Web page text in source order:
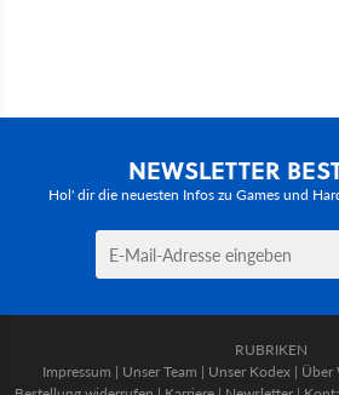
NEWSLETTER
Hol' dir die neuesten Infos zu Games und
RUBRIKEN
Impressum | Unser Team | Unser Kodex | Über